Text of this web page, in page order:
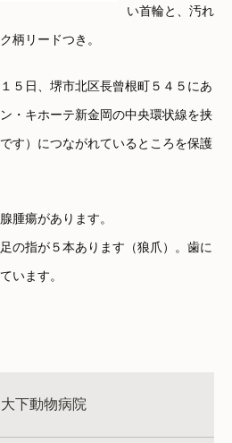
い首輪と、汚れ
柄リードつき。
５日、堺市北区長曾根町５４５にあ
・キホーテ新金岡の中央環状線を挟
す）につながれているところを保護
腫瘍があります。
の指が５本あります（狼爪）。歯に
います。
大下動物病院